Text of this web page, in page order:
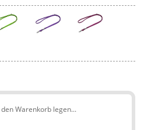
Warenkorb legen...